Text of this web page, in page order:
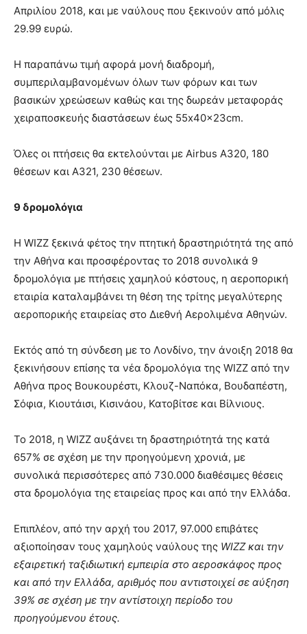
Απριλίου 2018, και με ναύλους που ξεκινούν από μόλις
29.99 ευρώ.
Η παραπάνω τιμή αφορά μονή διαδρομή,
συμπεριλαμβανομένων όλων των φόρων και των
βασικών χρεώσεων καθώς και της δωρεάν μεταφοράς
χειραποσκευής διαστάσεων έως 55x40x23cm.
Όλες οι πτήσεις θα εκτελούνται με Airbus A320, 180
θέσεων και A321, 230 θέσεων.
9 δρομολόγια
Η WIZZ ξεκινά φέτος την πτητική δραστηριότητά της από
την Αθήνα και προσφέροντας το 2018 συνολικά 9
δρομολόγια με πτήσεις χαμηλού κόστους, η αεροπορική
εταιρία καταλαμβάνει τη θέση της τρίτης μεγαλύτερης
αεροπορικής εταιρείας στο Διεθνή Αερολιμένα Αθηνών.
Εκτός από τη σύνδεση με το Λονδίνο, την άνοιξη 2018 θα
ξεκινήσουν επίσης τα νέα δρομολόγια της WIZZ από την
Αθήνα προς Βουκουρέστι, Κλουζ-Ναπόκα, Βουδαπέστη,
Σόφια, Κιουτάισι, Κισινάου, Κατοβίτσε και Βίλνιους.
Το 2018, η WIZZ αυξάνει τη δραστηριότητά της κατά
657% σε σχέση με την προηγούμενη χρονιά, με
συνολικά περισσότερες από 730.000 διαθέσιμες θέσεις
στα δρομολόγια της εταιρείας προς και από την Ελλάδα.
Επιπλέον, από την αρχή του 2017, 97.000 επιβάτες
αξιοποίησαν τους χαμηλούς ναύλους της WIZZ και την
εξαιρετική ταξιδιωτική εμπειρία στο αεροσκάφος προς
και από την Ελλάδα, αριθμός που αντιστοιχεί σε αύξηση
39% σε σχέση με την αντίστοιχη περίοδο του
προηγούμενου έτους.